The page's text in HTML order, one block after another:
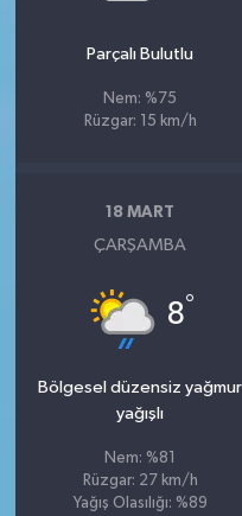
Parçalı Bulutlu
Nem: %75
Rüzgar: 15 km/h
18 MART
ÇARŞAMBA
8°
Bölgesel düzensiz yağmur
yağışlı
Nem: %81
Rüzgar: 27 km/h
Yağış Olasılığı: %89